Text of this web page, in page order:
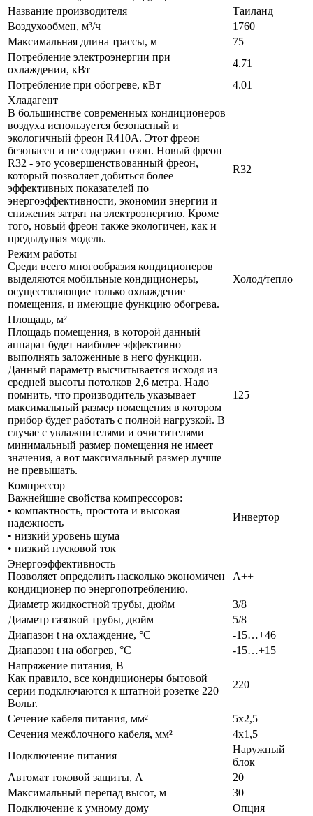
Название производителя
Таиланд
Воздухообмен, м³/ч
1760
Максимальная длина трассы, м
75
Потребление электроэнергии при
охлаждении, кВт
4.71
Потребление при обогреве, кВт
4.01
Хладагент
В большинстве современных кондиционеров
воздуха используется безопасный и
экологичный фреон R410A. Этот фреон
безопасен и не содержит озон. Новый фреон
R32 - это усовершенствованный фреон,
который позволяет добиться более
эффективных показателей по
энергоэффективности, экономии энергии и
снижения затрат на электроэнергию. Кроме
того, новый фреон также экологичен, как и
предыдущая модель.
R32
Режим работы
Среди всего многообразия кондиционеров
выделяются мобильные кондиционеры,
осуществляющие только охлаждение
помещения, и имеющие функцию обогрева.
Холод/тепло
Площадь, м²
Площадь помещения, в которой данный
аппарат будет наиболее эффективно
выполнять заложенные в него функции.
Данный параметр высчитывается исходя из
средней высоты потолков 2,6 метра. Надо
помнить, что производитель указывает
максимальный размер помещения в котором
прибор будет работать с полной нагрузкой. В
случае с увлажнителями и очистителями
минимальный размер помещения не имеет
значения, а вот максимальный размер лучше
не превышать.
125
Компрессор
Важнейшие свойства компрессоров:
• компактность, простота и высокая
надежность
• низкий уровень шума
• низкий пусковой ток
Инвертор
Энергоэффективность
Позволяет определить насколько экономичен
кондиционер по энергопотреблению.
A++
Диаметр жидкостной трубы, дюйм
3/8
Диаметр газовой трубы, дюйм
5/8
Диапазон t на охлаждение, °С
-15…+46
Диапазон t на обогрев, °С
-15…+15
Напряжение питания, В
Как правило, все кондиционеры бытовой
серии подключаются к штатной розетке 220
Вольт.
220
Сечение кабеля питания, мм²
5х2,5
Сечения межблочного кабеля, мм²
4х1,5
Подключение питания
Наружный
блок
Автомат токовой защиты, А
20
Максимальный перепад высот, м
30
Подключение к умному дому
Опция